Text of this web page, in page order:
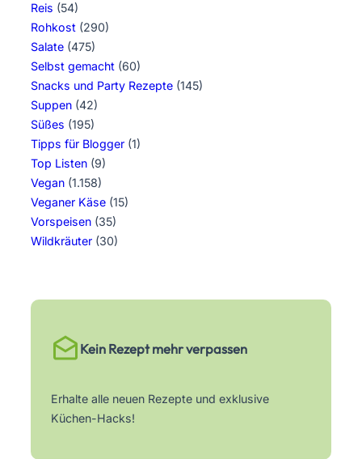
Reis (54)
Rohkost (290)
Salate (475)
Selbst gemacht (60)
Snacks und Party Rezepte (145)
Suppen (42)
Süßes (195)
Tipps für Blogger (1)
Top Listen (9)
Vegan (1.158)
Veganer Käse (15)
Vorspeisen (35)
Wildkräuter (30)
Kein Rezept mehr verpassen
Erhalte alle neuen Rezepte und exklusive
Küchen-Hacks!